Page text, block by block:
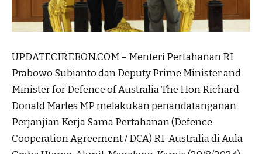
UPDATECIREBON.COM – Menteri Pertahanan RI
Prabowo Subianto dan Deputy Prime Minister and
Minister for Defence of Australia The Hon Richard
Donald Marles MP melakukan penandatanganan
Perjanjian Kerja Sama Pertahanan (Defence
Cooperation Agreement / DCA) RI-Australia di Aula